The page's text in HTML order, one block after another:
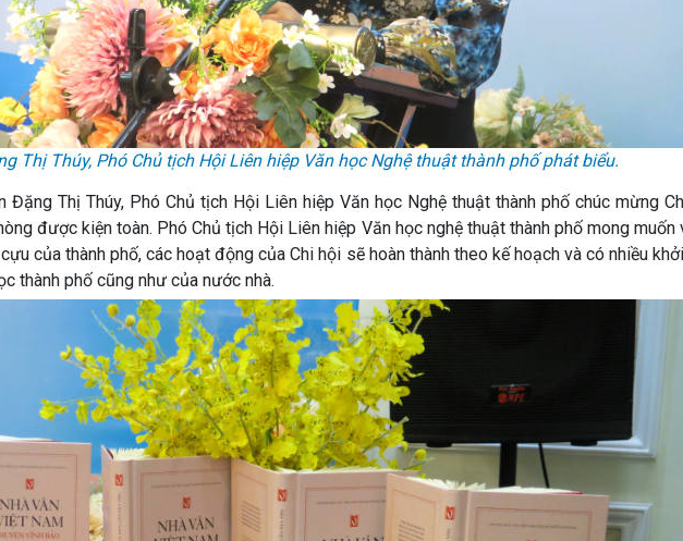
Thị Thúy, Phó Chủ tịch Hội Liên hiệp Văn học Nghệ thuật thành phố phát biểu.
Đặng Thị Thúy, Phó Chủ tịch Hội Liên hiệp Văn học Nghệ thuật thành phố chúc mừng
được kiện toàn. Phó Chủ tịch Hội Liên hiệp Văn học nghệ thuật thành phố mong muốn
của thành phố, các hoạt động của Chi hội sẽ hoàn thành theo kế hoạch và có nhiều
thành phố cũng như của nước nhà.